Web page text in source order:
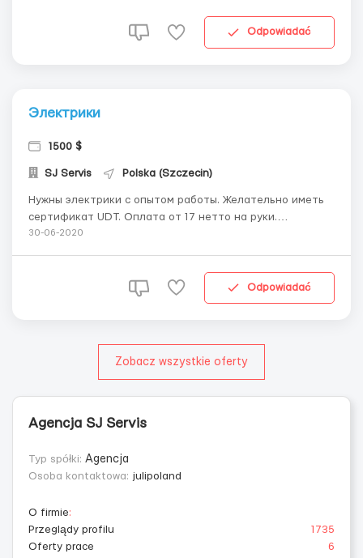
возможность взять аванс. ...
Odpowiadać
Электрики
1500 $
SJ Servis Polska (Szczecin)
Нужны электрики с опытом работы. Желательно иметь
сертификат UDT. Оплата от 17 нетто на руки.
Предоставляем жилье, можно брать авансы спустя 3 дня
информацией обращайтесь по телефону. ...
30-06-2020
Odpowiadać
Zobacz wszystkie oferty
Agencja SJ Servis
Typ spółki: Agencja
Osoba kontaktowa: julipoland
O firmie:
Przeglądy profilu
1735
Oferty prace
6